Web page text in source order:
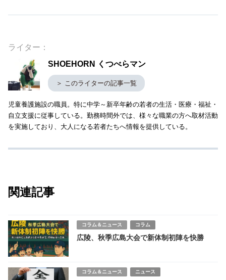
ライター：
SHOEHORN くつべらマン
＞ このライターの記事一覧
児童養護施設の職員。特に中学～新卒年齢の若者の生活・医療・福祉・
自立支援に従事している。勤務時間外では、様々な職業の方へ取材活動
を実施しており、大人になる若者たちへ情報を提供している。
関連記事
コラム＆ニュース コラム
広陵、秋季広島大会で新体制初陣を快勝
コラム＆ニュース ニュース